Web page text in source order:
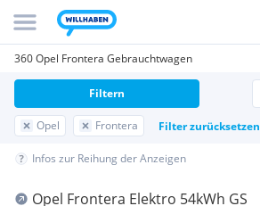
360 Opel Frontera Gebrauchtwagen
Opel Frontera Filter zurücksetzen
Filtern
Infos zur Reihung der Anzeigen
Opel Frontera Elektro 54kWh GS